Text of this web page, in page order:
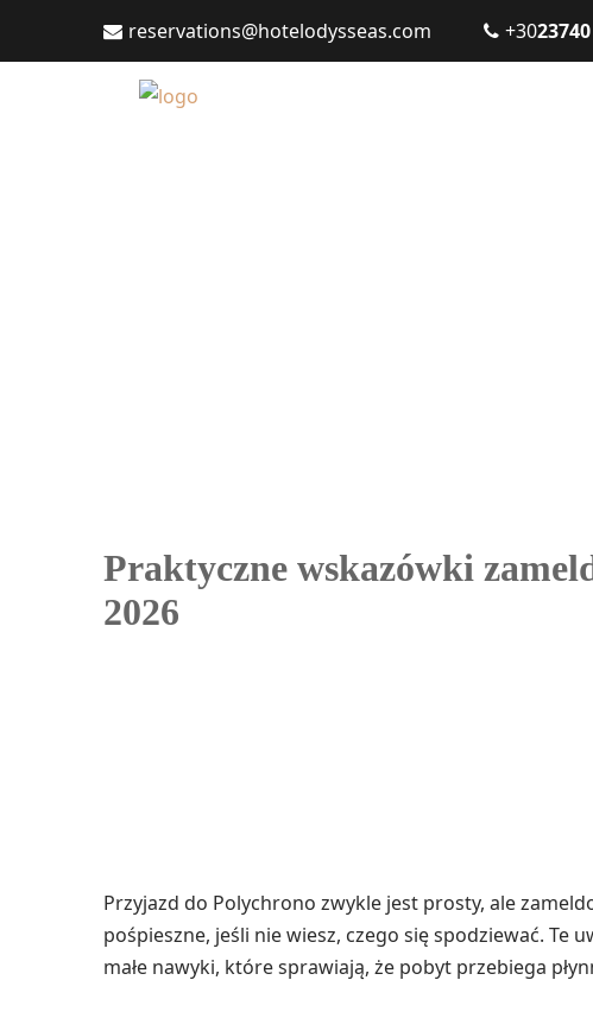
reservations@hotelodysseas.com +30
Praktyczne wskazówki
2026
Przyjazd do Polychrono zwykle jest prosty, ale
pośpieszne, jeśli nie wiesz, czego się spodziewać.
małe nawyki, które sprawiają, że pobyt przebiega